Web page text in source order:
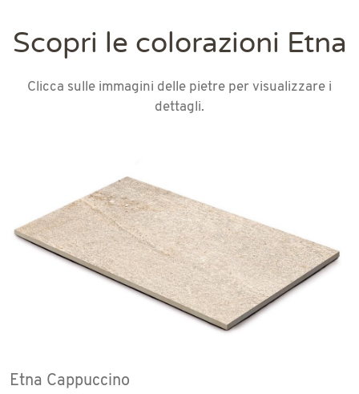
Scopri le colorazioni Etna
Clicca sulle immagini delle pietre per visualizzare i
dettagli.
Etna Cappuccino